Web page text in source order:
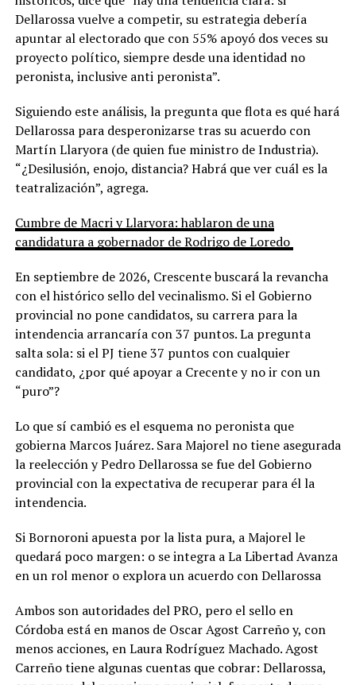
Dellarossa vuelve a competir, su estrategia debería
apuntar al electorado que con 55% apoyó dos veces su
proyecto político, siempre desde una identidad no
peronista, inclusive anti peronista”.
Siguiendo este análisis, la pregunta que flota es qué hará
Dellarossa para desperonizarse tras su acuerdo con
Martín Llaryora (de quien fue ministro de Industria).
“¿Desilusión, enojo, distancia? Habrá que ver cuál es la
teatralización”, agrega.
Cumbre de Macri y Llaryora: hablaron de una
candidatura a gobernador de Rodrigo de Loredo
En septiembre de 2026, Crescente buscará la revancha
con el histórico sello del vecinalismo. Si el Gobierno
provincial no pone candidatos, su carrera para la
intendencia arrancaría con 37 puntos. La pregunta
salta sola: si el PJ tiene 37 puntos con cualquier
candidato, ¿por qué apoyar a Crecente y no ir con un
“puro”?
Lo que sí cambió es el esquema no peronista que
gobierna Marcos Juárez. Sara Majorel no tiene asegurada
la reelección y Pedro Dellarossa se fue del Gobierno
provincial con la expectativa de recuperar para él la
intendencia.
Si Bornoroni apuesta por la lista pura, a Majorel le
quedará poco margen: o se integra a La Libertad Avanza
en un rol menor o explora un acuerdo con Dellarossa
Ambos son autoridades del PRO, pero el sello en
Córdoba está en manos de Oscar Agost Carreño y, con
menos acciones, en Laura Rodríguez Machado. Agost
Carreño tiene algunas cuentas que cobrar: Dellarossa,